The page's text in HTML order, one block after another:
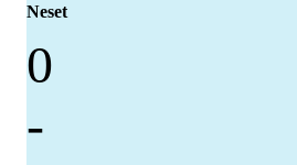
Neset
0
-